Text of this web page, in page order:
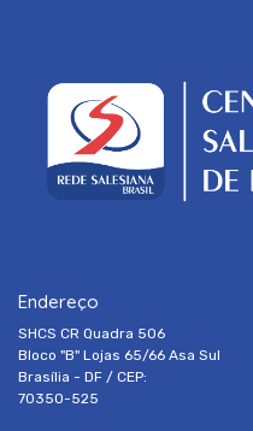
Endereço
SHCS CR Quadra 506
Bloco "B" Lojas 65/66 Asa Sul
Brasília - DF / CEP:
70350-525